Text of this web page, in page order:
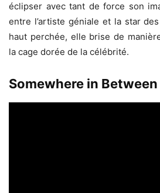
éclipser avec tant de force son
entre l’artiste géniale et la star
haut perchée, elle brise de
la cage dorée de la célébrité.
Somewhere in Between